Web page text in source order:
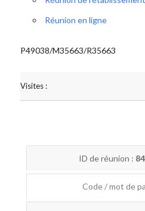
Réunion en ligne
P49038/M35663/R35663
Visites :
ID de réunion :
Code / mot de